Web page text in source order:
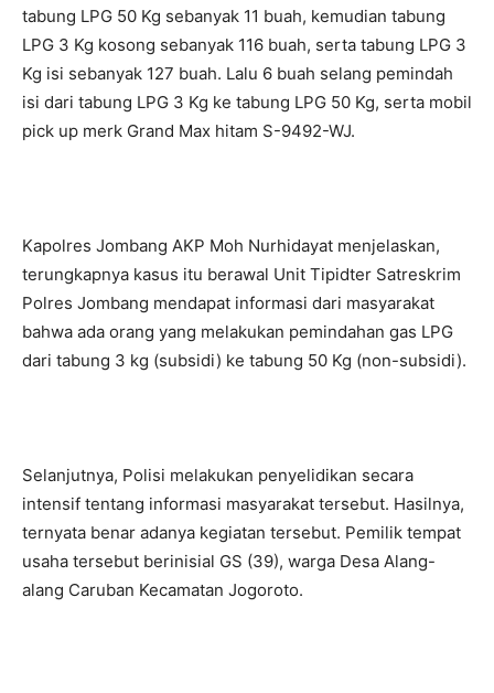
tabung LPG 50 Kg sebanyak 11 buah, kemudian tabung
LPG 3 Kg kosong sebanyak 116 buah, serta tabung LPG 3
Kg isi sebanyak 127 buah. Lalu 6 buah selang pemindah
isi dari tabung LPG 3 Kg ke tabung LPG 50 Kg, serta mobil
pick up merk Grand Max hitam S-9492-WJ.
Kapolres Jombang AKP Moh Nurhidayat menjelaskan,
terungkapnya kasus itu berawal Unit Tipidter Satreskrim
Polres Jombang mendapat informasi dari masyarakat
bahwa ada orang yang melakukan pemindahan gas LPG
dari tabung 3 kg (subsidi) ke tabung 50 Kg (non-subsidi).
Selanjutnya, Polisi melakukan penyelidikan secara
intensif tentang informasi masyarakat tersebut. Hasilnya,
ternyata benar adanya kegiatan tersebut. Pemilik tempat
usaha tersebut berinisial GS (39), warga Desa Alang-
alang Caruban Kecamatan Jogoroto.